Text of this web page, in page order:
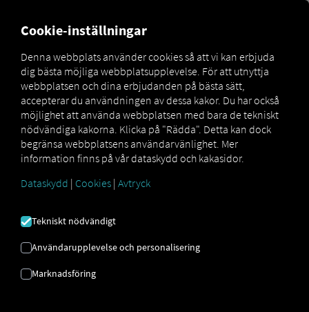
Marketplace
MAN
DigitalServices
MAN
Now
MAN TipMatic
Efficiency
MAN TIPMATIC
EFFEKTIVITET
Cookie-inställningar
Denna webbplats använder cookies så att vi kan erbjuda
dig bästa möjliga webbplatsupplevelse. För att utnyttja
webbplatsen och dina erbjudanden på bästa sätt,
accepterar du användningen av dessa kakor. Du har också
möjlighet att använda webbplatsen med bara de tekniskt
nödvändiga kakorna. Klicka på "Rädda". Detta kan dock
begränsa webbplatsens användarvänlighet. Mer
information finns på vår dataskydd och kakasidor.
Dataskydd | Cookies | Avtryck
Tekniskt nödvändigt
Användarupplevelse och personalisering
Marknadsföring